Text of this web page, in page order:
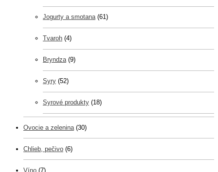
Jogurty a smotana (61)
Tvaroh (4)
Bryndza (9)
Syry (52)
Syrové produkty (18)
Ovocie a zelenina (30)
Chlieb, pečivo (6)
Víno (7)